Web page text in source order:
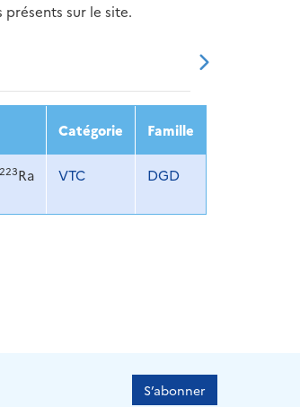
sur le site.
2022 2023
Catégorie Famille
223Ra VTC DGD
S’abonner